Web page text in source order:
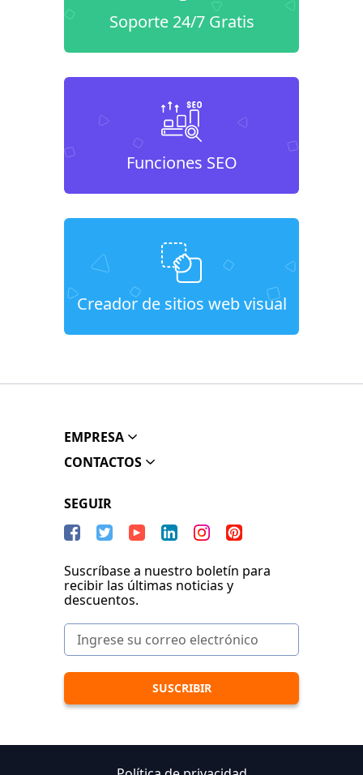
Soporte 24/7 Gratis
Funciones SEO
Creador de sitios web visual
EMPRESA
CONTACTOS
SEGUIR
Suscríbase a nuestro boletín para
recibir las últimas noticias y
descuentos.